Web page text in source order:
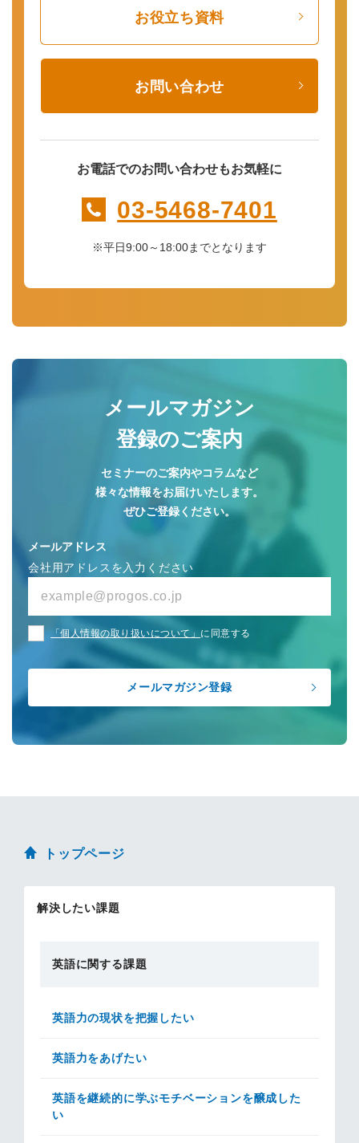
お役立ち資料
お問い合わせ
お電話でのお問い合わせもお気軽に
03-5468-7401
※平日9:00～18:00までとなります
メールマガジン
登録のご案内
セミナーのご案内やコラムなど
様々な情報をお届けいたします。
ぜひご登録ください。
メールアドレス
会社用アドレスを入力ください
「個人情報の取り扱いについて」 に同意する
トップページ
解決したい課題
英語に関する課題
英語力の現状を把握したい
英語力をあげたい
英語を継続的に学ぶモチベーションを醸成した
い